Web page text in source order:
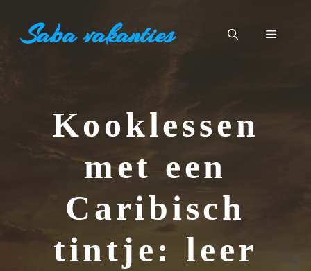
Saba vakanties Menu
Kooklessen
met een
Caribisch
tintje: leer